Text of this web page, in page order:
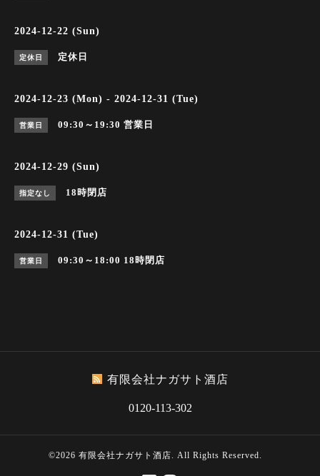
2024-12-22 (Sun)
定休日 定休日
2024-12-23 (Mon) - 2024-12-31 (Tue)
営業日 09:30～19:30 営業日
2024-12-29 (Sun)
指定なし 18時閉店
2024-12-31 (Tue)
営業日 09:30～18:00 18時閉店
有限会社ナガサト酒店
0120-113-302
©2026 有限会社ナガサト酒店. All Rights Reserved.